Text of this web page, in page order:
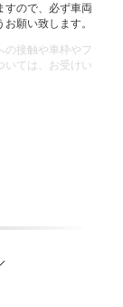
すので、必ず車両
願い致します。
接触や車枠やフ
いては、お受けい